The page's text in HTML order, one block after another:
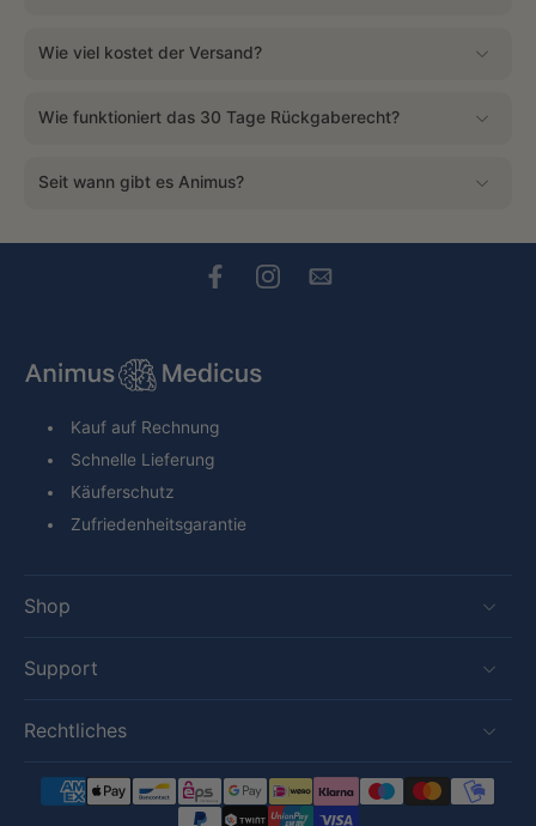
Wie viel kostet der Versand?
Wie funktioniert das 30 Tage Rückgaberecht?
Seit wann gibt es Animus?
Kauf auf Rechnung
Schnelle Lieferung
Käuferschutz
Zufriedenheitsgarantie
Shop
Support
Rechtliches